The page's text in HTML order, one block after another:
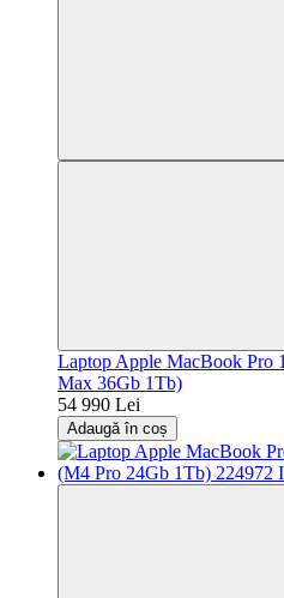
Laptop Apple MacBook
Max 36Gb 1Tb)
54 990 Lei
Adaugă în coș